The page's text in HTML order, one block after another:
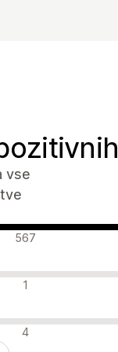
vse
567
1
4